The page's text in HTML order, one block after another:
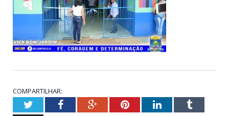
COMPARTILHAR:
TwitterFacebookGoogle+PinterestLinkedInTumblr